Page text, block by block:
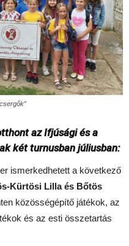
az Ifjúsági és a
két turnusban júliusban:
ismerkedhetett a következő
Kürtösi Lilla és Bőtös
közösségépítő játékok, az
és az esti összetartás